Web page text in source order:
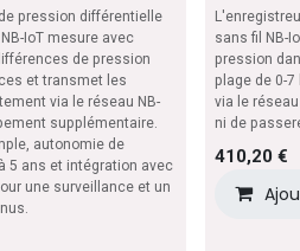
souhaits
pression différentielle
IoT mesure avec
de pression
et transmet les
via le réseau NB-
supplémentaire.
autonomie de
5 ans et intégration avec
une surveillance et un
sans fil NB-
pression
plage de 0-
via le
ni de
410,20 €